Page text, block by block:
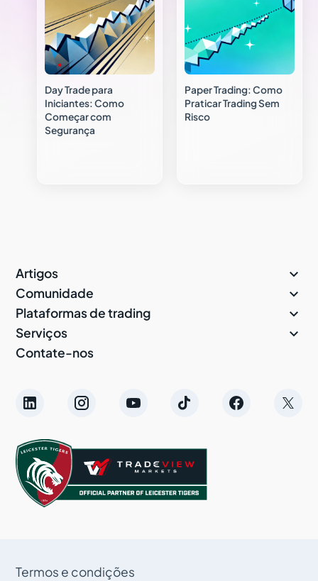
Day Trade para
Iniciantes: Como
Começar com
Segurança
Paper Trading: Como
Praticar Trading Sem
Risco
Artigos 
Comunidade 
Plataformas de trading 
Serviços 
Contate-nos
Termos e condições